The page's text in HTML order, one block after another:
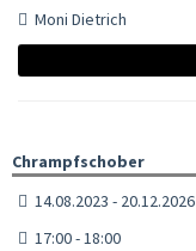
Moni Dietrich
Chrampfschober
14.08.2023 - 20.12.2026
17:00 - 18:00